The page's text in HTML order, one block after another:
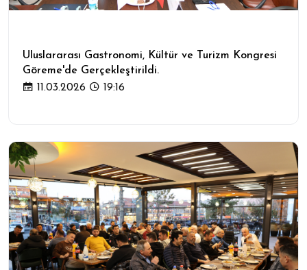
Uluslararası Gastronomi, Kültür ve Turizm Kongresi
Göreme'de Gerçekleştirildi.
11.03.2026
19:16